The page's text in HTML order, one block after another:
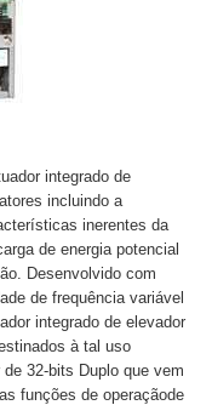
integrado de
incluindo a
inerentes da
de energia potencial
Desenvolvido com
de frequência variável
integrado de elevador
à tal uso
32-bits Duplo que vem
funções de operaçãode